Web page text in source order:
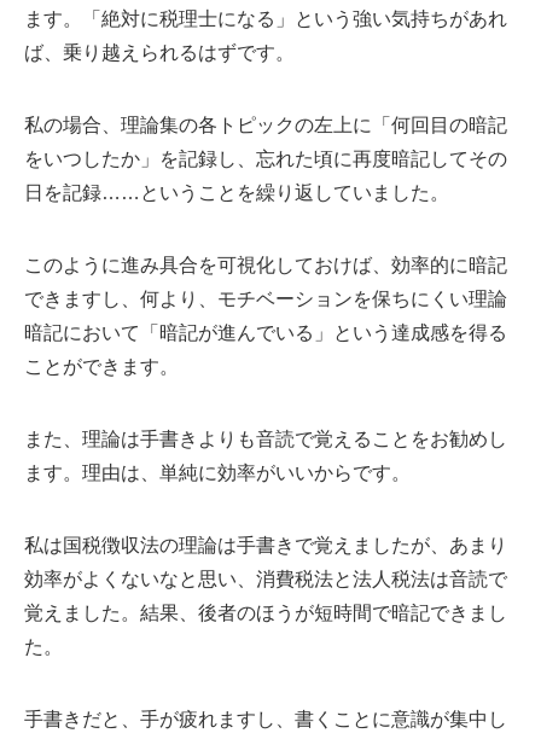
ます。「絶対に税理士になる」という強い気持ちがあれ
ば、乗り越えられるはずです。
私の場合、理論集の各トピックの左上に「何回目の暗記
をいつしたか」を記録し、忘れた頃に再度暗記してその
日を記録……ということを繰り返していました。
このように進み具合を可視化しておけば、効率的に暗記
できますし、何より、モチベーションを保ちにくい理論
暗記において「暗記が進んでいる」という達成感を得る
ことができます。
また、理論は手書きよりも音読で覚えることをお勧めし
ます。理由は、単純に効率がいいからです。
私は国税徴収法の理論は手書きで覚えましたが、あまり
効率がよくないなと思い、消費税法と法人税法は音読で
覚えました。結果、後者のほうが短時間で暗記できまし
た。
手書きだと、手が疲れますし、書くことに意識が集中し